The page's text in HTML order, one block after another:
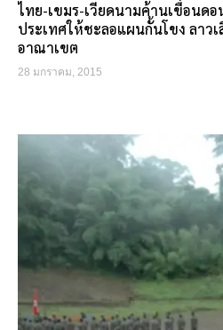
ไทย-เขมร-เวียดนามค้านเขื่อนดอ
ประเทศให้ชะลอแผนกั้นโขง ลาว
อาณาเขต
28 มกราคม, 2015